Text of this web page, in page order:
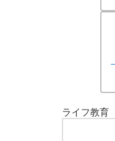
ライフ教育